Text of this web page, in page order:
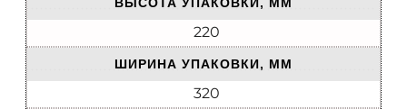
ВЫСОТА УПАКОВКИ, ММ
220
ШИРИНА УПАКОВКИ, ММ
320